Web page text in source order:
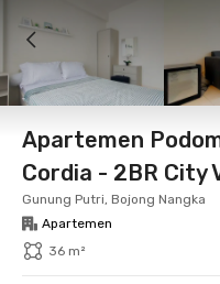
8 Agt 26 -
Foto Fasilitas
Apartemen
Cordia - 2BR City
Gunung Putri, Bojong Nangka
Apartemen
36 m²